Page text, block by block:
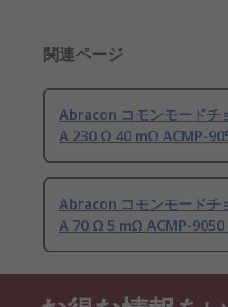
関連ページ
Abracon コモンモードチ
A 230 Ω 40 mΩ ACMP-
Abracon コモンモードチ
A 70 Ω 5 mΩ ACMP-9050